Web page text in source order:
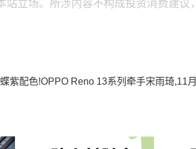
站立场。所涉内容不构成投资消费建议
紫配色!OPPO Reno 13系列牵手宋雨琦,11